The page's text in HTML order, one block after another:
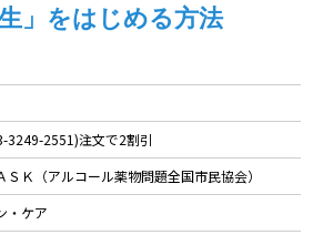
」をはじめる方法
3249-2551)注文で2割引
Ｋ（アルコール薬物問題全国市民協会）
・ケア